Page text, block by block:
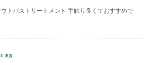
トバストリートメント 手触り良くておすすめで
津店